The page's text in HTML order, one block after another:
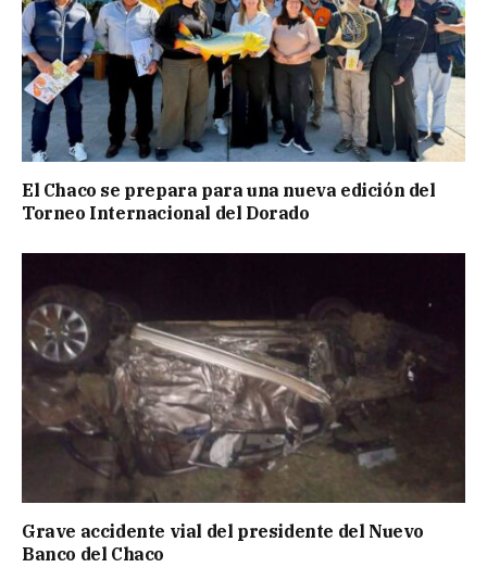
El Chaco se prepara para una nueva edición del
Torneo Internacional del Dorado
Grave accidente vial del presidente del Nuevo
Banco del Chaco